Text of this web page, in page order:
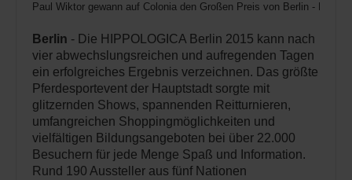
Paul Wiktor gewann auf Colonia den Großen Preis von Berlin - Foto:
Berlin - Die HIPPOLOGICA Berlin 2015 kann nach
vier abwechslungsreichen und aufregenden Tagen
ein erfolgreiches Ergebnis verzeichnen. Das größte
Pferdesportevent der Hauptstadt sorgte mit
glitzernden Shows, spannenden Reitturnieren,
umfangreichen Shoppingmöglichkeiten und
vielfältigen Bildungsangeboten bei über 22.000
Besuchern für jede Menge Spaß und Information.
Rund 190 Aussteller aus fünf Nationen